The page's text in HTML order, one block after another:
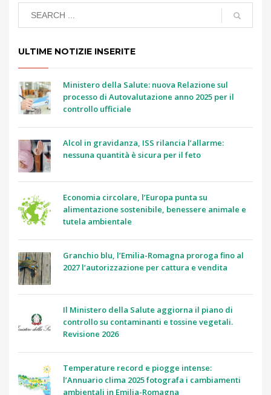
ULTIME NOTIZIE INSERITE
Ministero della Salute: nuova Relazione sul
processo di Autovalutazione anno 2025 per il
controllo ufficiale
Alcol in gravidanza, ISS rilancia l’allarme:
nessuna quantità è sicura per il feto
Economia circolare, l’Europa punta su
alimentazione sostenibile, benessere animale e
tutela ambientale
Granchio blu, l’Emilia-Romagna proroga fino al
2027 l’autorizzazione per cattura e vendita
Il Ministero della Salute aggiorna il piano di
controllo su contaminanti e tossine vegetali.
Revisione 2026
Temperature record e piogge intense:
l’Annuario clima 2025 fotografa i cambiamenti
ambientali in Emilia-Romagna